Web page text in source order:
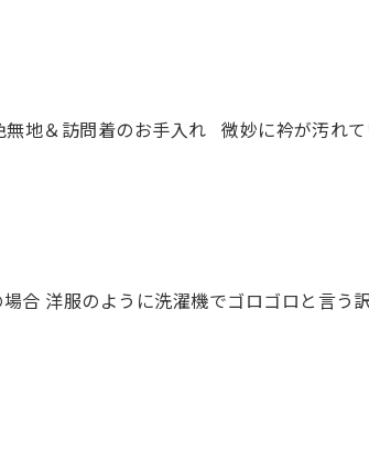
訪問着のお手入れ 微妙に衿が汚れて
合 洋服のように洗濯機でゴロゴロと言